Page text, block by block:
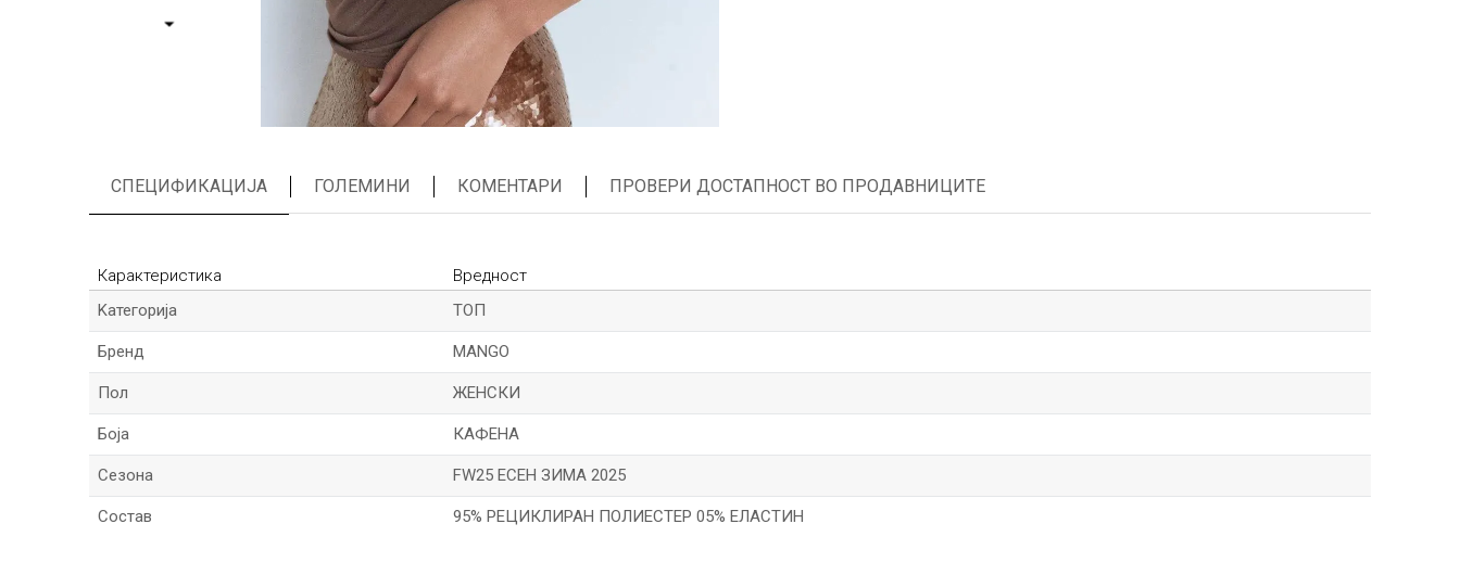
СПЕЦИФИКАЦИЈА ГОЛЕМИНИ КОМЕНТАРИ ПРОВЕРИ ДОСТАПНОСТ ВО ПРОДАВНИЦИТЕ
Карактеристика
Вредност
Kатегорија
ТОП
Бренд MANGO
Пол ЖЕНСКИ
Боја КАФЕНА
Сезона FW25 ЕСЕН ЗИМА 2025
Состав 95% РЕЦИКЛИРАН ПОЛИЕСТЕР 05% ЕЛАСТИН